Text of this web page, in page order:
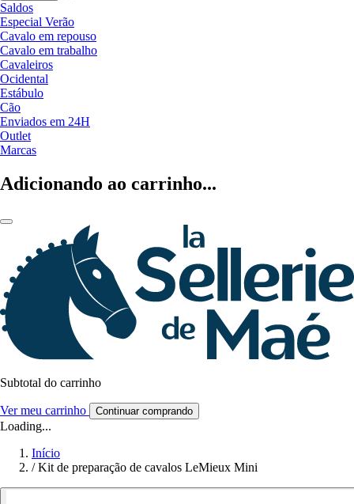
Saldos
Especial Verão
Cavalo em repouso
Cavalo em trabalho
Cavaleiros
Ocidental
Estábulo
Cão
Enviados em 24H
Outlet
Marcas
Adicionando ao carrinho...
Subtotal do carrinho
Ver meu carrinho Continuar comprando
Loading...
Início
/ Kit de preparação de cavalos LeMieux Mini